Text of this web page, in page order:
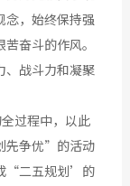
念，始终保持强
奋斗的作风。
、战斗力和凝聚
过程中，以此
先争优”的活动
“二五规划’的